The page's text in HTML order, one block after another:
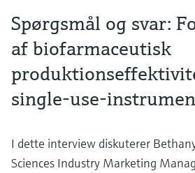
Spørgsmål og svar:
af biofarmaceutisk
single-use-
I dette interview diskuterer
Sciences Industry Marketing